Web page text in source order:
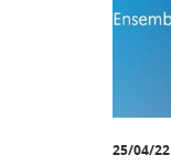
25/04/22